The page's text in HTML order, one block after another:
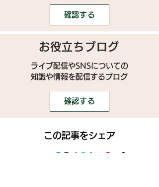
確認する
お役立ちブログ
ライブ配信やSNSについての
​知識や情報を配信するブログ
確認する
この記事をシェア